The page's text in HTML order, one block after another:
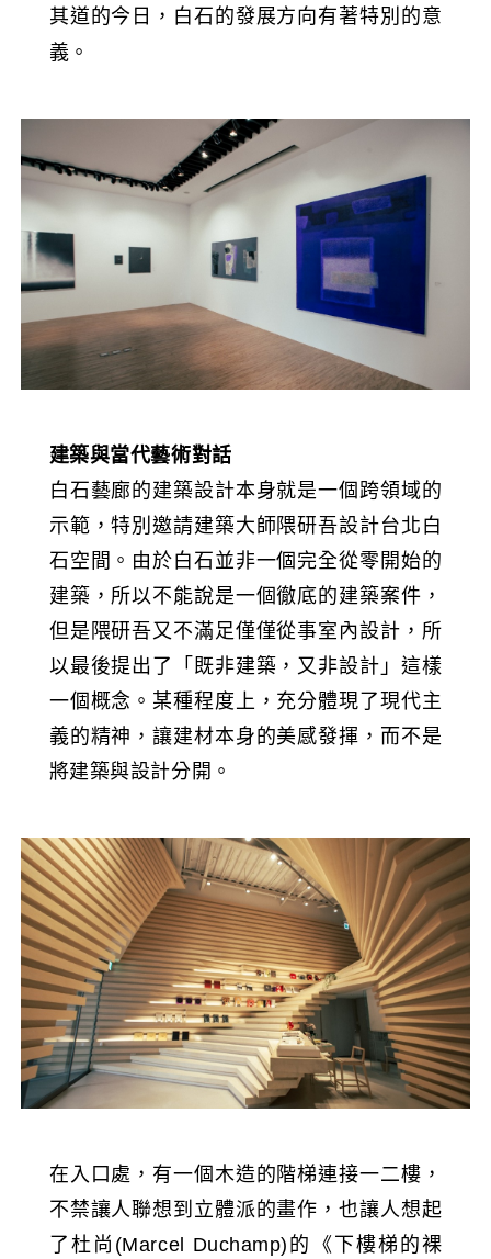
其道的今日，白石的發展方向有著特別的意
義。
建築與當代藝術對話
白石藝廊的建築設計本身就是一個跨領域的
示範，特別邀請建築大師隈研吾設計台北白
石空間。由於白石並非一個完全從零開始的
建築，所以不能說是一個徹底的建築案件，
但是隈研吾又不滿足僅僅從事室內設計，所
以最後提出了「既非建築，又非設計」這樣
一個概念。某種程度上，充分體現了現代主
義的精神，讓建材本身的美感發揮，而不是
將建築與設計分開。
在入口處，有一個木造的階梯連接一二樓，
不禁讓人聯想到立體派的畫作，也讓人想起
了杜尚(Marcel Duchamp)的《下樓梯的裸